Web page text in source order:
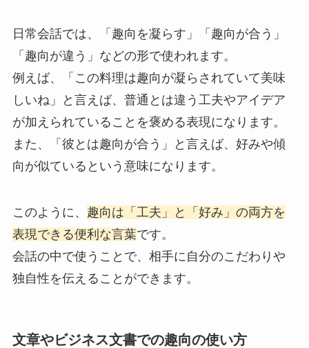
日常会話では、「趣向を凝らす」「趣向が合う」
「趣向が違う」などの形で使われます。
例えば、「この料理は趣向が凝らされていて美味
しいね」と言えば、普通とは違う工夫やアイデア
が加えられていることを褒める表現になります。
また、「彼とは趣向が合う」と言えば、好みや傾
向が似ているという意味になります。
このように、 趣向は「工夫」と「好み」の両方を
表現できる便利な言葉です。
会話の中で使うことで、相手に自分のこだわりや
独自性を伝えることができます。
文章やビジネス文書での趣向の使い方